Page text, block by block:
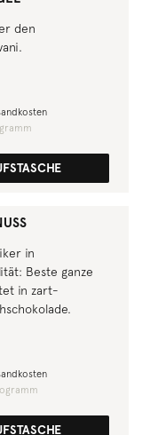
den
in
Beste ganze
in zart-